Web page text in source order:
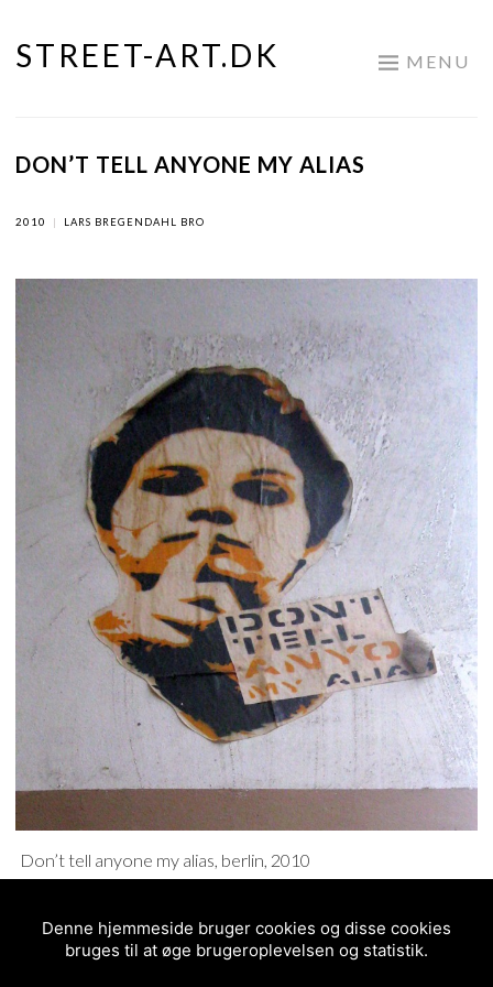
Skip
STREET-ART.DK MENU
DON’T TELL ANYONE MY ALIAS
2010 | LARS BREGENDAHL BRO
Don’t tell anyone my alias, berlin, 2010
POSTED INPASTE-UP,STENCIL
BERLIN STENCIL
Denne hjemmeside bruger cookies og disse cookies
bruges til at øge brugeroplevelsen og statistik.